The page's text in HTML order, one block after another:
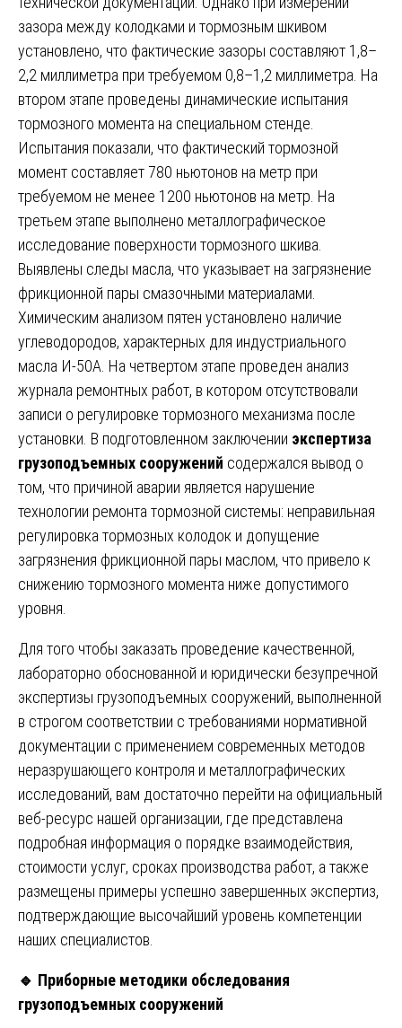
зазора между колодками и тормозным шкивом
установлено, что фактические зазоры составляют 1,8–
2,2 миллиметра при требуемом 0,8–1,2 миллиметра. На
втором этапе проведены динамические испытания
тормозного момента на специальном стенде.
Испытания показали, что фактический тормозной
момент составляет 780 ньютонов на метр при
требуемом не менее 1200 ньютонов на метр. На
третьем этапе выполнено металлографическое
исследование поверхности тормозного шкива.
Выявлены следы масла, что указывает на загрязнение
фрикционной пары смазочными материалами.
Химическим анализом пятен установлено наличие
углеводородов, характерных для индустриального
масла И-50А. На четвертом этапе проведен анализ
журнала ремонтных работ, в котором отсутствовали
записи о регулировке тормозного механизма после
установки. В подготовленном заключении экспертиза
грузоподъемных сооружений содержался вывод о
том, что причиной аварии является нарушение
технологии ремонта тормозной системы: неправильная
регулировка тормозных колодок и допущение
загрязнения фрикционной пары маслом, что привело к
снижению тормозного момента ниже допустимого
уровня.
Для того чтобы заказать проведение качественной,
лабораторно обоснованной и юридически безупречной
экспертизы грузоподъемных сооружений, выполненной
в строгом соответствии с требованиями нормативной
документации с применением современных методов
неразрушающего контроля и металлографических
исследований, вам достаточно перейти на официальный
веб-ресурс нашей организации, где представлена
подробная информация о порядке взаимодействия,
стоимости услуг, сроках производства работ, а также
размещены примеры успешно завершенных экспертиз,
подтверждающие высочайший уровень компетенции
наших специалистов.
🔹 Приборные методики обследования
грузоподъемных сооружений